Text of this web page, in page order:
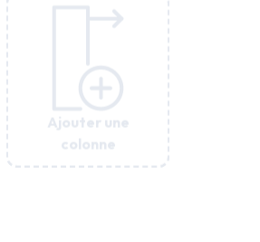
Ajouter une
colonne
Ajouter une
colonne
Ajouter une
colonne
Ajouter une
colonne
Ajouter une
colonne
Ajouter une
colonne